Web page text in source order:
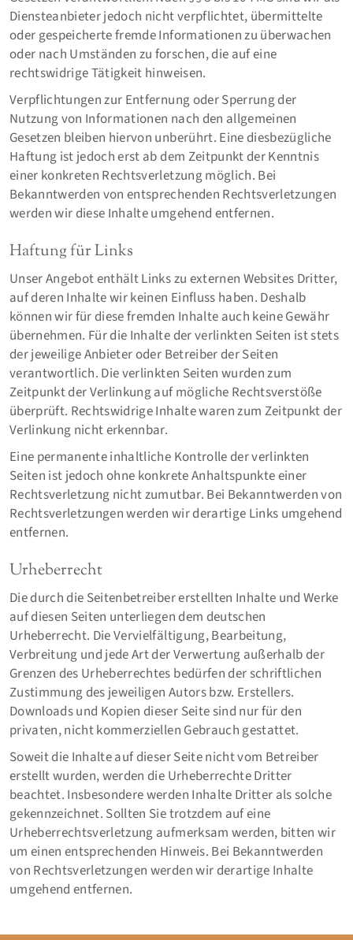
Diensteanbieter jedoch nicht verpflichtet, übermittelte
oder gespeicherte fremde Informationen zu überwachen
oder nach Umständen zu forschen, die auf eine
rechtswidrige Tätigkeit hinweisen.
Verpflichtungen zur Entfernung oder Sperrung der
Nutzung von Informationen nach den allgemeinen
Gesetzen bleiben hiervon unberührt. Eine diesbezügliche
Haftung ist jedoch erst ab dem Zeitpunkt der Kenntnis
einer konkreten Rechtsverletzung möglich. Bei
Bekanntwerden von entsprechenden Rechtsverletzungen
werden wir diese Inhalte umgehend entfernen.
Haftung für Links
Unser Angebot enthält Links zu externen Websites Dritter,
auf deren Inhalte wir keinen Einfluss haben. Deshalb
können wir für diese fremden Inhalte auch keine Gewähr
übernehmen. Für die Inhalte der verlinkten Seiten ist stets
der jeweilige Anbieter oder Betreiber der Seiten
verantwortlich. Die verlinkten Seiten wurden zum
Zeitpunkt der Verlinkung auf mögliche Rechtsverstöße
überprüft. Rechtswidrige Inhalte waren zum Zeitpunkt der
Verlinkung nicht erkennbar.
Eine permanente inhaltliche Kontrolle der verlinkten
Seiten ist jedoch ohne konkrete Anhaltspunkte einer
Rechtsverletzung nicht zumutbar. Bei Bekanntwerden von
Rechtsverletzungen werden wir derartige Links umgehend
entfernen.
Urheberrecht
Die durch die Seitenbetreiber erstellten Inhalte und Werke
auf diesen Seiten unterliegen dem deutschen
Urheberrecht. Die Vervielfältigung, Bearbeitung,
Verbreitung und jede Art der Verwertung außerhalb der
Grenzen des Urheberrechtes bedürfen der schriftlichen
Zustimmung des jeweiligen Autors bzw. Erstellers.
Downloads und Kopien dieser Seite sind nur für den
privaten, nicht kommerziellen Gebrauch gestattet.
Soweit die Inhalte auf dieser Seite nicht vom Betreiber
erstellt wurden, werden die Urheberrechte Dritter
beachtet. Insbesondere werden Inhalte Dritter als solche
gekennzeichnet. Sollten Sie trotzdem auf eine
Urheberrechtsverletzung aufmerksam werden, bitten wir
um einen entsprechenden Hinweis. Bei Bekanntwerden
von Rechtsverletzungen werden wir derartige Inhalte
umgehend entfernen.